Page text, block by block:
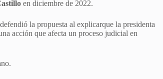
en diciembre de 2022.
la propuesta al explicarque la presidenta
acción que afecta un proceso judicial en